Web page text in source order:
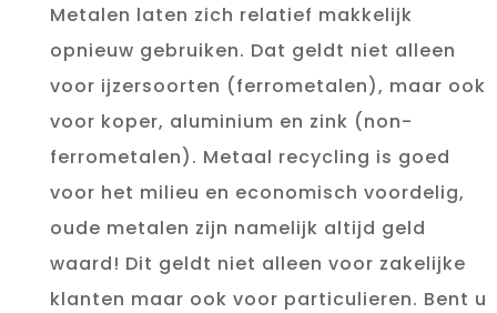
Metalen laten zich relatief makkelijk
opnieuw gebruiken. Dat geldt niet alleen
voor ijzersoorten (ferrometalen), maar ook
voor koper, aluminium en zink (non-
ferrometalen). Metaal recycling is goed
voor het milieu en economisch voordelig,
oude metalen zijn namelijk altijd geld
waard! Dit geldt niet alleen voor zakelijke
klanten maar ook voor particulieren. Bent u